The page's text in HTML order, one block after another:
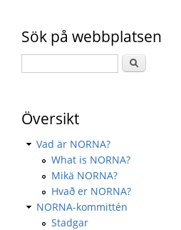
Sök på webbplatsen
Översikt
Vad är NORNA?
What is NORNA?
Mikä NORNA?
Hvað er NORNA?
NORNA-kommittén
Stadgar